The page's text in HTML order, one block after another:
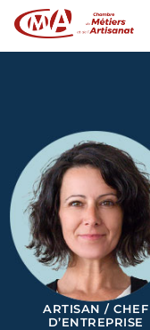
ARTISAN / CHEF
D’ENTREPRISE
Panneau de